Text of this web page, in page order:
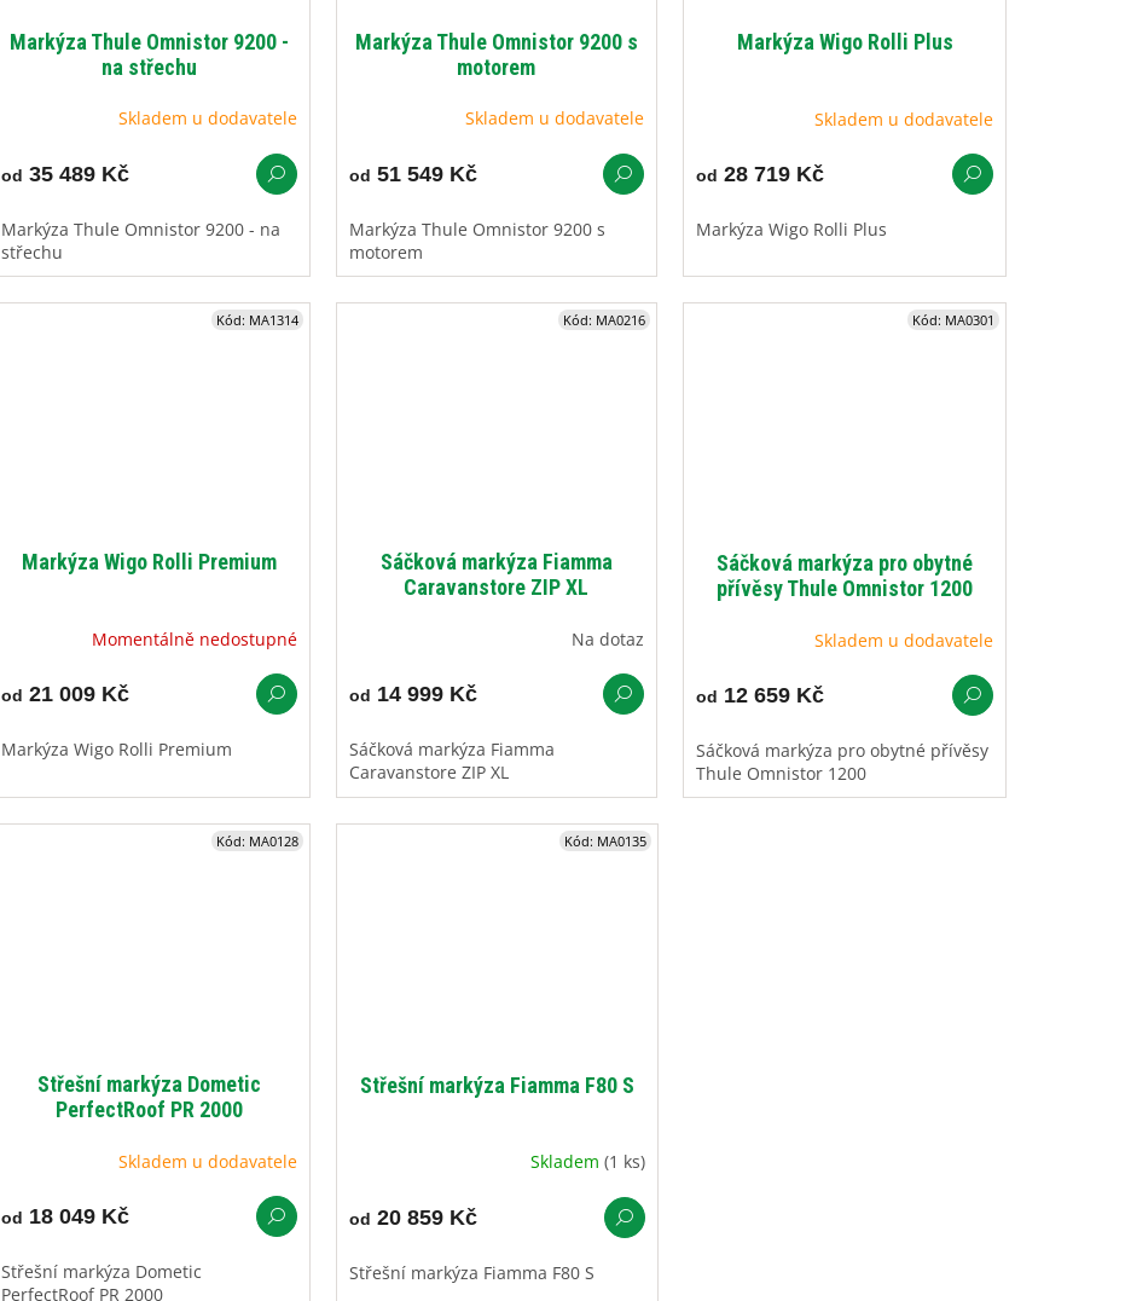
Markýza Thule Omnistor 9200 -
na střechu
Skladem u dodavatele
od 35 489 Kč
Markýza Thule Omnistor 9200 - na
střechu
Markýza Thule Omnistor 9200 s
motorem
Skladem u dodavatele
od 51 549 Kč
Markýza Thule Omnistor 9200 s
motorem
Markýza Wigo Rolli Plus
Skladem u dodavatele
od 28 719 Kč
Markýza Wigo Rolli Plus
Markýza Wigo Rolli Premium
Momentálně nedostupné
od 21 009 Kč
Markýza Wigo Rolli Premium
Kód: MA1314
Sáčková markýza Fiamma
Caravanstore ZIP XL
Na dotaz
od 14 999 Kč
Sáčková markýza Fiamma
Caravanstore ZIP XL
Kód: MA0216
Sáčková markýza pro obytné
přívěsy Thule Omnistor 1200
Skladem u dodavatele
od 12 659 Kč
Sáčková markýza pro obytné přívěsy
Thule Omnistor 1200
Kód: MA0301
Střešní markýza Dometic
PerfectRoof PR 2000
Skladem u dodavatele
od 18 049 Kč
Střešní markýza Dometic
PerfectRoof PR 2000
Kód: MA0128
Střešní markýza Fiamma F80 S
Skladem(1 ks)
od 20 859 Kč
Střešní markýza Fiamma F80 S
Kód: MA0135